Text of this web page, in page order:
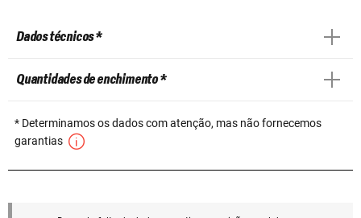
Dados técnicos *
Quantidades de enchimento *
* Determinamos os dados com atenção, mas não fornecemos
garantias